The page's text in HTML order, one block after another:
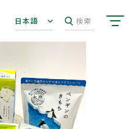
日本語 検索